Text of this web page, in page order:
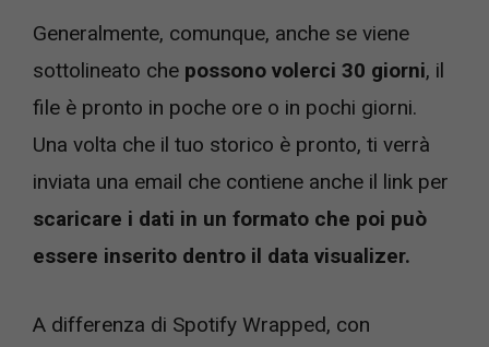
Generalmente, comunque, anche se viene
sottolineato che possono volerci 30 giorni, il
file è pronto in poche ore o in pochi giorni.
Una volta che il tuo storico è pronto, ti verrà
inviata una email che contiene anche il link per
scaricare i dati in un formato che poi può
essere inserito dentro il data visualizer.
A differenza di Spotify Wrapped, con